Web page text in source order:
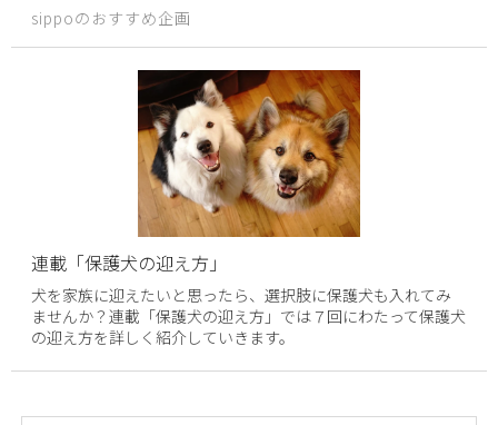
sippoのおすすめ企画
連載「保護犬の迎え方」
犬を家族に迎えたいと思ったら、選択肢に保護犬も入れてみ
ませんか？連載「保護犬の迎え方」では７回にわたって保護犬
の迎え方を詳しく紹介していきます。